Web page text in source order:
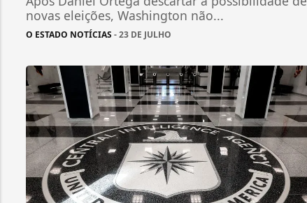
novas eleições, Washington não...
O ESTADO NOTÍCIAS - 23 DE JULHO